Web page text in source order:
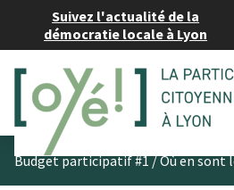
Suivez l'actualité de la
démocratie locale à Lyon
Budget participatif #1/Où en sont